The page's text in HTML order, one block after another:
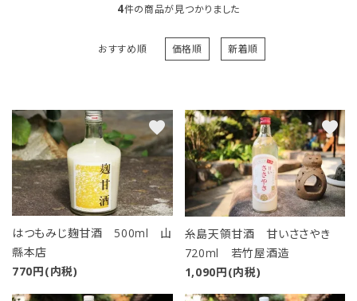
4件の商品が見つかりました
おすすめ順 価格順 新着順
はつもみじ麹甘酒 500ml 山
縣本店
770円(内税)
favorite
糸島天領甘酒 甘いささやき
720ml 若竹屋酒造
1,090円(内税)
favorite